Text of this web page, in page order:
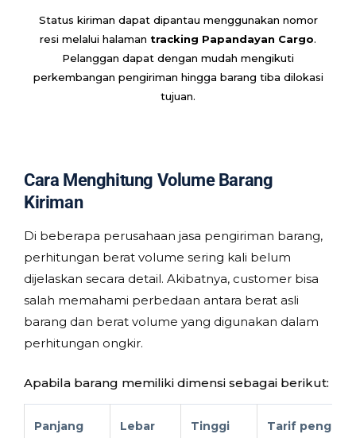
Status kiriman dapat dipantau menggunakan nomor
resi melalui halaman tracking Papandayan Cargo.
Pelanggan dapat dengan mudah mengikuti
perkembangan pengiriman hingga barang tiba dilokasi
tujuan.
Cara Menghitung Volume Barang
Kiriman
Di beberapa perusahaan jasa pengiriman barang,
perhitungan berat volume sering kali belum
dijelaskan secara detail. Akibatnya, customer bisa
salah memahami perbedaan antara berat asli
barang dan berat volume yang digunakan dalam
perhitungan ongkir.
Apabila barang memiliki dimensi sebagai berikut:
Panjang
Lebar
Tinggi
Tarif